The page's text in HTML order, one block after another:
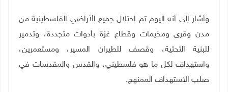
وأشار إلى أنه اليوم تم احتلال جميع الأراضي الفلسطينية من
مدن وقرى ومخيمات وقطاع غزة بأدوات متجددة، وتدمير
للبنية التحتية، وقصف للطيران المسير، ومستعمرين،
واستهداف لكل ما هو فلسطيني، والقدس والمقدسات في
صلب الاستهداف الممنهج.